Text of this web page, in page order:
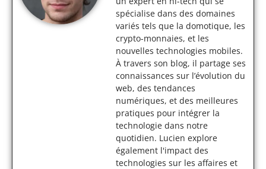
spécialise dans des domaines
variés tels que la domotique, les
crypto-monnaies, et les
nouvelles technologies mobiles.
À travers son blog, il partage ses
connaissances sur l’évolution du
web, des tendances
numériques, et des meilleures
pratiques pour intégrer la
technologie dans notre
quotidien. Lucien explore
également l'impact des
technologies sur les affaires et